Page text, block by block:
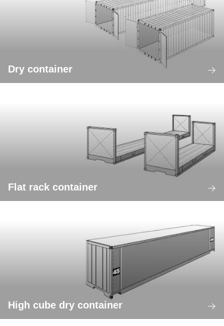
Dry container
Flat rack container
High cube dry container